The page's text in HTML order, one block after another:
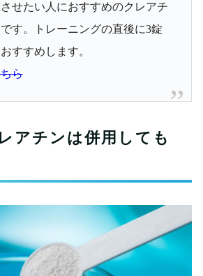
せたい人におすすめのクレアチ
す。トレーニングの直後に3錠
すすめします。
ら
アチンは併用しても